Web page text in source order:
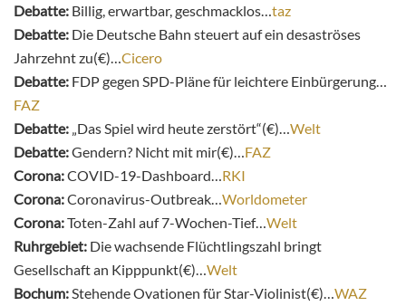
Debatte: Billig, erwartbar, geschmacklos… taz
Debatte: Die Deutsche Bahn steuert auf ein desaströses
Jahrzehnt zu(€)… Cicero
Debatte: FDP gegen SPD-Pläne für leichtere Einbürgerung…
FAZ
Debatte: „Das Spiel wird heute zerstört“(€)… Welt
Debatte:Gendern? Nicht mit mir(€)… FAZ
Corona:COVID-19-Dashboard… RKI
Corona:Coronavirus-Outbreak… Worldometer
Corona:Toten-Zahl auf 7-Wochen-Tief… Welt
Ruhrgebiet: Die wachsende Flüchtlingszahl bringt
Gesellschaft an Kipppunkt(€)… Welt
Bochum: Stehende Ovationen für Star-Violinist(€)… WAZ